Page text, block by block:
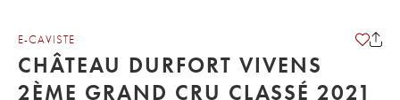
E-CAVISTE
CHÂTEAU DURFORT VIVENS
2ÈME GRAND CRU CLASSÉ 2021